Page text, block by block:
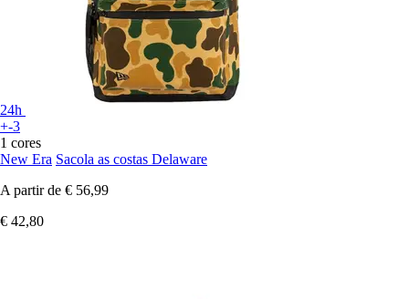
24h
+-3
1 cores
New Era Sacola as costas Delaware
A partir de € 56,99
€ 42,80